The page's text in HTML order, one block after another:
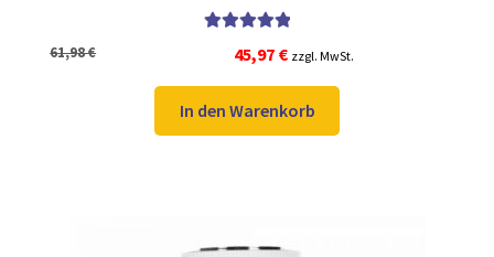
von 5
61,98€
Ursprünglicher
Preis
war:
61,98 €
45,97 €Aktueller
Preis
ist:
45,97 €.
zzgl. MwSt.
In den Warenkorb